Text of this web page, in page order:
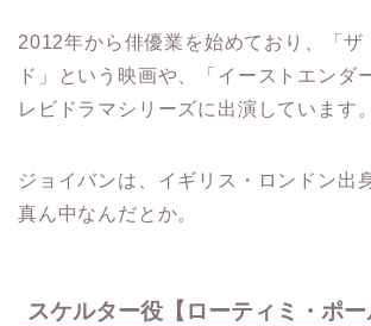
2012年から俳優業を始めており、「ザ
ド」という映画や、「イーストエンダ
レビドラマシリーズに出演しています。
ジョイバンは、イギリス・ロンドン出
真ん中なんだとか。
スケルター役【ローティミ・ポー